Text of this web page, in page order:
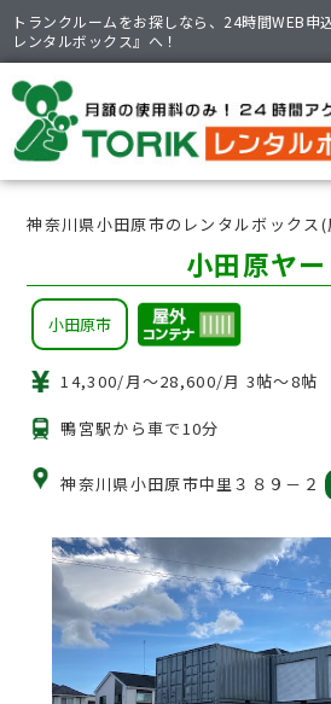
トランクルームをお探しなら、24時間WEB
レンタルボックス』へ！
神奈川県小田原市のレンタルボックス
小田原ヤ
小田原市
14,300/月〜28,600/月 3帖〜8帖
鴨宮駅から車で10分
神奈川県小田原市中里３８９－２